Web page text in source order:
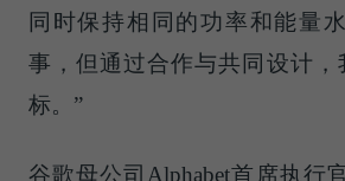
同时保持相同的功率和能量
事，但通过合作与共同设计，
标。”
谷歌母公司Alphabet首席执行